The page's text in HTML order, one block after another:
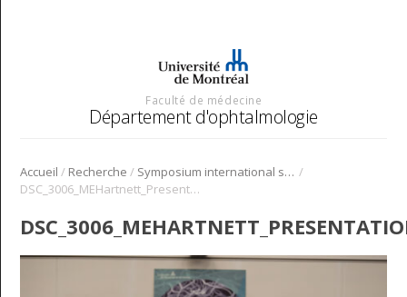
Faculté de médecine
Département d'ophtalmologie
Accueil / Recherche / Symposium international sur l’angiogenèse rétinienne et choroïdienne /
DSC_3006_MEHartnett_Presentation_Symposium_Angio_2022